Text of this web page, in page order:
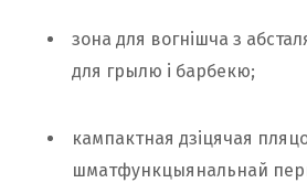
зона для вогнішча з
для грылю і барбекю;
кампактная дзіцячая
шматфункцыянальнай